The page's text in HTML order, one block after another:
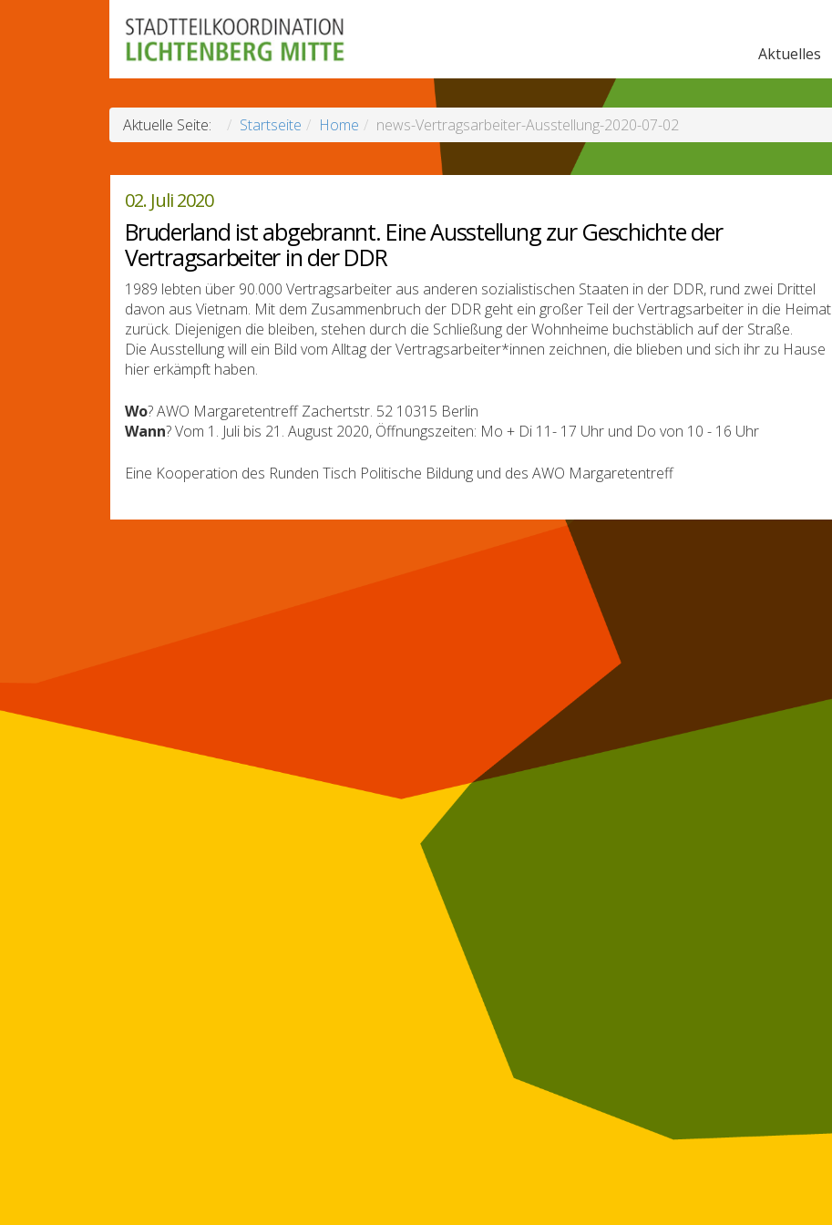
Aktuelles
Aktuelle Seite: Startseite Home news-Vertragsarbeiter-Ausstellung-2020-07-02
02. Juli 2020
Bruderland ist abgebrannt. Eine Ausstellung zur Geschichte der
Vertragsarbeiter in der DDR
1989 lebten über 90.000 Vertragsarbeiter aus anderen sozialistischen Staaten in der DDR, rund zwei Drittel
davon aus Vietnam. Mit dem Zusammenbruch der DDR geht ein großer Teil der Vertragsarbeiter in die Heimat
zurück. Diejenigen die bleiben, stehen durch die Schließung der Wohnheime buchstäblich auf der Straße.
Die Ausstellung will ein Bild vom Alltag der Vertragsarbeiter*innen zeichnen, die blieben und sich ihr zu Hause
hier erkämpft haben.
Wo? AWO Margaretentreff Zachertstr. 52 10315 Berlin
Wann? Vom 1. Juli bis 21. August 2020, Öffnungszeiten: Mo + Di 11- 17 Uhr und Do von 10 - 16 Uhr
Eine Kooperation des Runden Tisch Politische Bildung und des AWO Margaretentreff